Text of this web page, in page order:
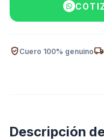
verified_user Cuero 100% genuinolocal_shipping
Descripción